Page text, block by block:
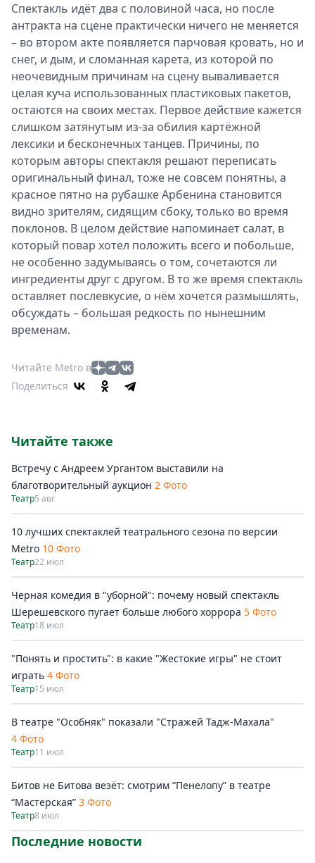
Спектакль идёт два с половиной часа, но после
антракта на сцене практически ничего не меняется
– во втором акте появляется парчовая кровать, но и
снег, и дым, и сломанная карета, из которой по
неочевидным причинам на сцену вываливается
целая куча использованных пластиковых пакетов,
остаются на своих местах. Первое действие кажется
слишком затянутым из-за обилия картёжной
лексики и бесконечных танцев. Причины, по
которым авторы спектакля решают переписать
оригинальный финал, тоже не совсем понятны, а
красное пятно на рубашке Арбенина становится
видно зрителям, сидящим сбоку, только во время
поклонов. В целом действие напоминает салат, в
который повар хотел положить всего и побольше,
не особенно задумываясь о том, сочетаются ли
ингредиенты друг с другом. В то же время спектакль
оставляет послевкусие, о нём хочется размышлять,
обсуждать – большая редкость по нынешним
временам.
Читайте Metro в
Поделиться
Читайте также
Встречу с Андреем Ургантом выставили на
благотворительный аукцион 2 Фото
Театр5 авг
10 лучших спектаклей театрального сезона по версии
Metro 10 Фото
Театр22 июл
Черная комедия в "уборной": почему новый спектакль
Шерешевского пугает больше любого хоррора 5 Фото
Театр18 июл
"Понять и простить": в какие "Жестокие игры" не стоит
играть 4 Фото
Театр15 июл
В театре "Особняк" показали "Стражей Тадж-Махала"
4 Фото
Театр11 июл
Битов не Битова везёт: смотрим “Пенелопу” в театре
“Мастерская” 3 Фото
Театр8 июл
Последние новости